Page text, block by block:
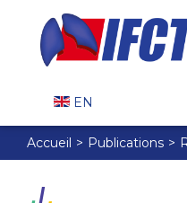
EN
Accueil Publications